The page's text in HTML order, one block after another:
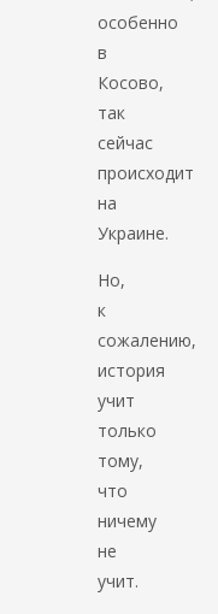
особенно
в
Косово,
так
сейчас
происходит
на
Украине.
Но,
к
сожалению,
история
учит
только
тому,
что
ничему
не
учит.